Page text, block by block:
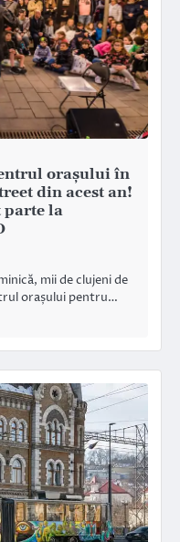
orașului în
din acest an!
parte la
mii de clujeni de
orașului pentru…